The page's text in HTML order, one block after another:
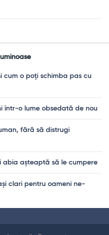
cum o poți schimba pas cu
într-o lume obsedată de nou
fără să distrugi
abia așteaptă să le cumpere
clari pentru oameni ne-